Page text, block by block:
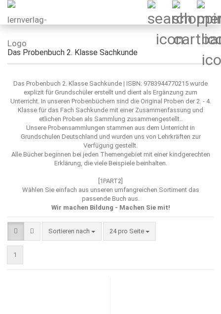
Das Probenbuch 2. Klasse Sachkunde
Das Probenbuch 2. Klasse Sachkunde | ISBN: 9783944770215 wurde
explizit für Grundschüler erstellt und dient als Ergänzung zum
Unterricht. In unseren Probenbüchern sind die Original Proben der 2. - 4.
Klasse für das Fach Sachkunde mit einer Zusammenfassung und
etlichen Proben als Sammlung zusammengestellt..
Unsere Probensammlungen stammen aus dem Unterricht in
Grundschulen Deutschland und wurden uns von Lehrkräften zur
Verfügung gestellt.
Alle Bücher beginnen bei jeden Themengebiet mit einer kindgerechten
Erklärung, die viele Beispiele beinhalten.
[1PART2]
Wählen Sie einfach aus unseren umfangreichen Sortiment das
passende Buch aus.
Wir machen Bildung - Machen Sie mit!
Sortieren nach
Sortieren nach 24 pro Seite
pro Seite
1